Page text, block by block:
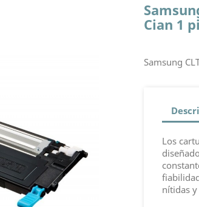
Cian 1
Samsung
Los
nítidas